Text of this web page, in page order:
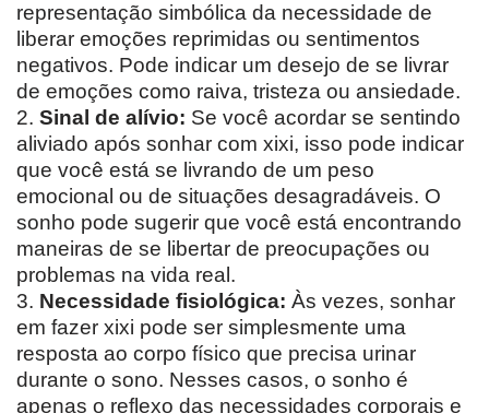
representação simbólica da necessidade de
liberar emoções reprimidas ou sentimentos
negativos. Pode indicar um desejo de se livrar
de emoções como raiva, tristeza ou ansiedade.
2. Sinal de alívio: Se você acordar se sentindo
aliviado após sonhar com xixi, isso pode indicar
que você está se livrando de um peso
emocional ou de situações desagradáveis. O
sonho pode sugerir que você está encontrando
maneiras de se libertar de preocupações ou
problemas na vida real.
3. Necessidade fisiológica: Às vezes, sonhar
em fazer xixi pode ser simplesmente uma
resposta ao corpo físico que precisa urinar
durante o sono. Nesses casos, o sonho é
apenas o reflexo das necessidades corporais e